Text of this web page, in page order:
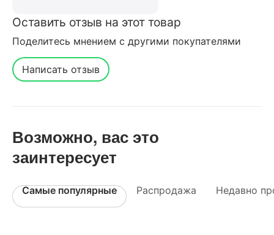
Оставить отзыв на этот товар
Поделитесь мнением с другими покупателями
Написать отзыв
Возможно, вас это
заинтересует
Самые популярные Распродажа Недавно